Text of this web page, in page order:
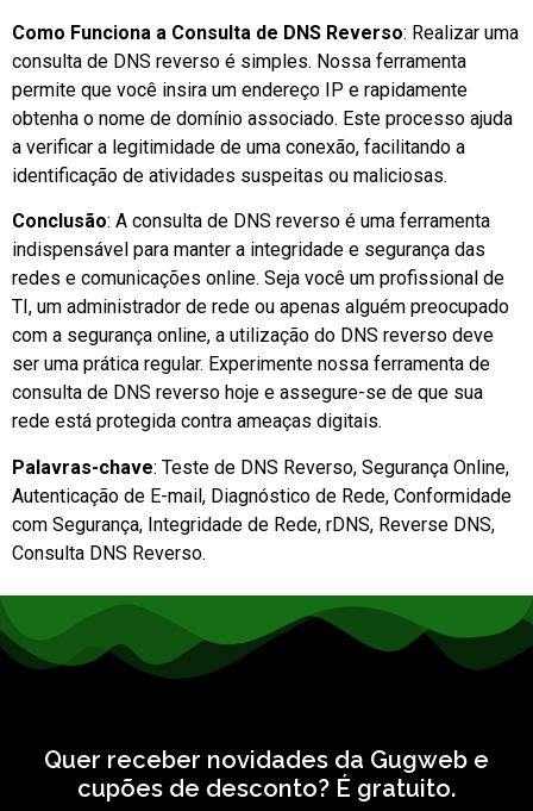
Como Funciona a Consulta de DNS Reverso: Realizar uma
consulta de DNS reverso é simples. Nossa ferramenta
permite que você insira um endereço IP e rapidamente
obtenha o nome de domínio associado. Este processo ajuda
a verificar a legitimidade de uma conexão, facilitando a
identificação de atividades suspeitas ou maliciosas.
Conclusão: A consulta de DNS reverso é uma ferramenta
indispensável para manter a integridade e segurança das
redes e comunicações online. Seja você um profissional de
TI, um administrador de rede ou apenas alguém preocupado
com a segurança online, a utilização do DNS reverso deve
ser uma prática regular. Experimente nossa ferramenta de
consulta de DNS reverso hoje e assegure-se de que sua
rede está protegida contra ameaças digitais.
Palavras-chave: Teste de DNS Reverso, Segurança Online,
Autenticação de E-mail, Diagnóstico de Rede, Conformidade
com Segurança, Integridade de Rede, rDNS, Reverse DNS,
Consulta DNS Reverso.
Quer receber novidades da Gugweb e
cupões de desconto? É gratuito.